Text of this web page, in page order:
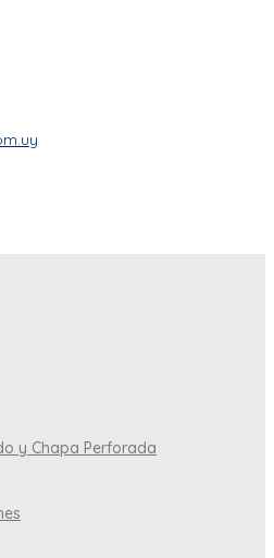
y Chapa Perforada